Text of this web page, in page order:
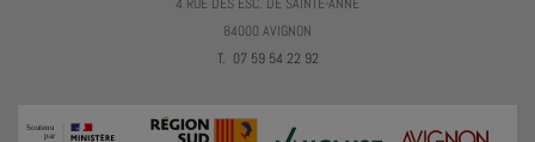
4 RUE DES ESC. DE SAINTE-ANNE
84000 AVIGNON
T. 07 59 54 22 92